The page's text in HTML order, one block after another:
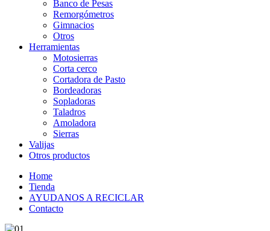
Banco de Pesas
Remorgómetros
Gimnacios
Otros
Herramientas
Motosierras
Corta cerco
Cortadora de Pasto
Bordeadoras
Sopladoras
Taladros
Amoladora
Sierras
Valijas
Otros productos
Home
Tienda
AYUDANOS A RECICLAR
Contacto